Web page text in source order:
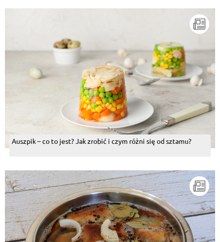
Auszpik – co to jest? Jak zrobić i czym różni się od sztamu?